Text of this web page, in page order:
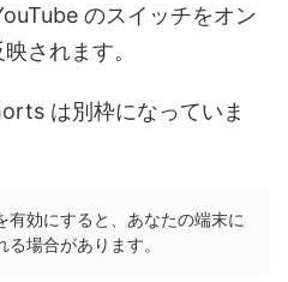
のスイッチをオン
されます。
は別枠になっていま
有効にすると、あなたの端末に
場合があります。